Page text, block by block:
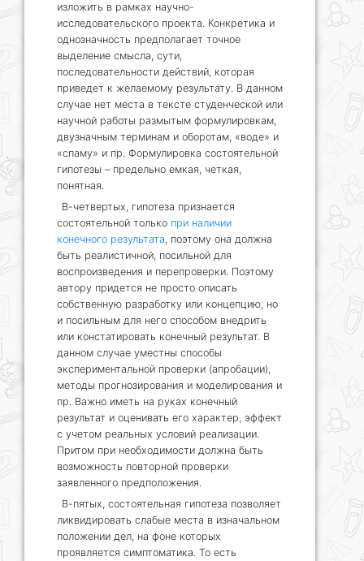
изложить в рамках научно-
исследовательского проекта. Конкретика и
однозначность предполагает точное
выделение смысла, сути,
последовательности действий, которая
приведет к желаемому результату. В данном
случае нет места в тексте студенческой или
научной работы размытым формулировкам,
двузначным терминам и оборотам, «воде» и
«спаму» и пр. Формулировка состоятельной
гипотезы – предельно емкая, четкая,
понятная.
В-четвертых, гипотеза признается
состоятельной только при наличии
конечного результата, поэтому она должна
быть реалистичной, посильной для
воспроизведения и перепроверки. Поэтому
автору придется не просто описать
собственную разработку или концепцию, но
и посильным для него способом внедрить
или констатировать конечный результат. В
данном случае уместны способы
экспериментальной проверки (апробации),
методы прогнозирования и моделирования и
пр. Важно иметь на руках конечный
результат и оценивать его характер, эффект
с учетом реальных условий реализации.
Притом при необходимости должна быть
возможность повторной проверки
заявленного предположения.
В-пятых, состоятельная гипотеза позволяет
ликвидировать слабые места в изначальном
положении дел, на фоне которых
проявляется симптоматика. То есть